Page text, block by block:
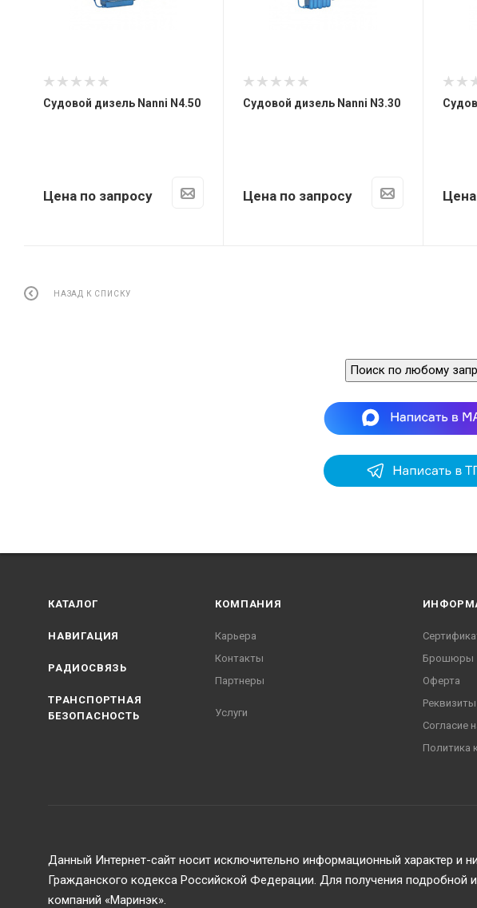
Судовой дизель Nanni N4.50
Цена по запросу
Судовой дизель Nanni N3.30
Цена по запросу
НАЗАД К СПИСКУ
Поиск по любому
КАТАЛОГ
НАВИГАЦИЯ
РАДИОСВЯЗЬ
ТРАНСПОРТНАЯ
БЕЗОПАСНОСТЬ
КОМПАНИЯ
Карьера
Контакты
Партнеры
Услуги
Брошюры
Оферта
Реквизиты
Согласие
Политика
Данный Интернет-сайт носит исключительно информационный характер и
Гражданского кодекса Российской Федерации. Для получения подробной
компаний «Маринэк».